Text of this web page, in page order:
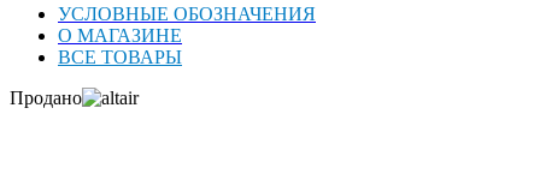
УСЛОВНЫЕ ОБОЗНАЧЕНИЯ
О МАГАЗИНЕ
ВСЕ ТОВАРЫ
Продано